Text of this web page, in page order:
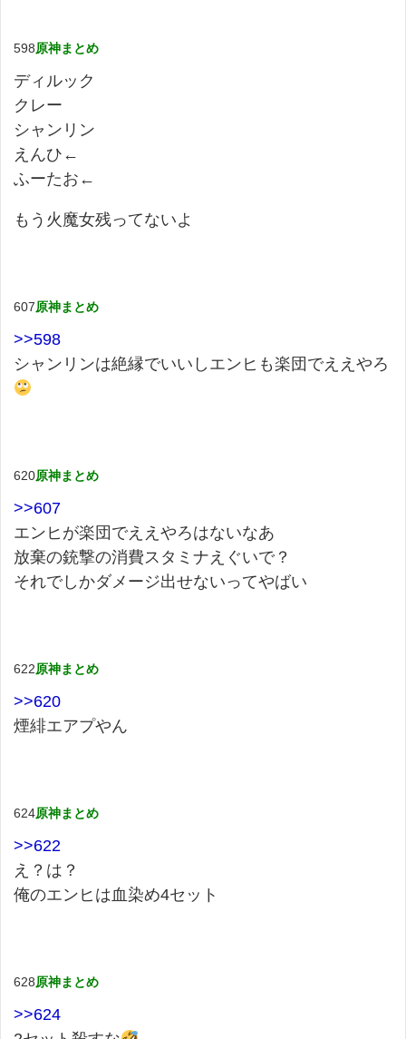
598原神まとめ
ディルック
クレー
シャンリン
えんひ←
ふーたお←
もう火魔女残ってないよ
607原神まとめ
>>598
シャンリンは絶縁でいいしエンヒも楽団でええやろ
620原神まとめ
>>607
エンヒが楽団でええやろはないなあ
放棄の銃撃の消費スタミナえぐいで？
それでしかダメージ出せないってやばい
622原神まとめ
>>620
煙緋エアプやん
624原神まとめ
>>622
え？は？
俺のエンヒは血染め4セット
628原神まとめ
>>624